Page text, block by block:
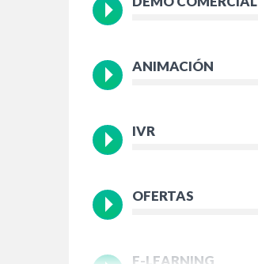
ANIMACIÓN
IVR
OFERTAS
E-LEARNING